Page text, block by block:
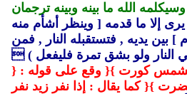
الله ما بينه وبينه ترجمان
إلا ما قدمه [ وينظر أشأم منه
] بين يديه , فتستقبله النار , فمن
النار ولو بشق تمرة فليفعل ) 
كورت }{ وقع على قوله : {
}{ كما يقال : إذا نفر زيد نفر